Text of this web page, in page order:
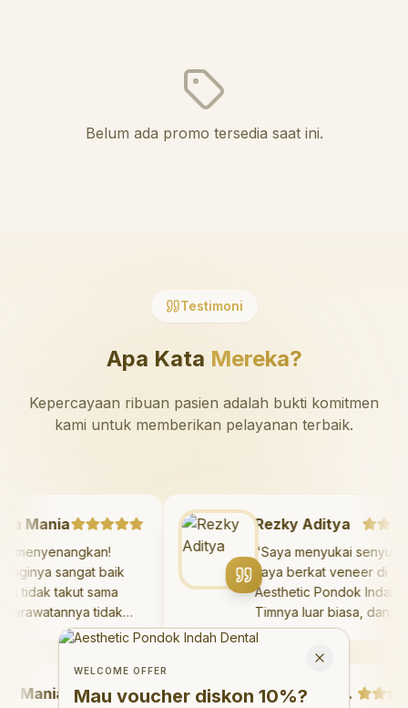
Belum ada promo tersedia saat ini.
Testimoni
Apa Kata Mereka?
Kepercayaan ribuan pasien adalah bukti komitmen
kami untuk memberikan pelayanan terbaik.
Mania
menyenangkan!
giginya sangat baik
saya tidak takut sama
Perawatannya tidak
dan saya bisa bermain
suka pergi ke dokter
sekarang!
"
Rezky Aditya
"Saya menyukai
saya berkat veneer
Aesthetic Pondok
Timnya luar biasa,
hasilnya melebihi
saya. Saya tersenyum
hari."
Welcome Offer
Mau voucher diskon <strong>10%</strong>?
WELCOME OFFER
Mau voucher diskon 10%?
Close